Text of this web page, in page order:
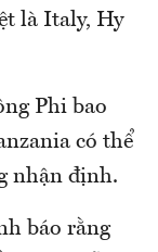
là Italy, Hy
Phi bao
có thể
nhận định.
báo rằng